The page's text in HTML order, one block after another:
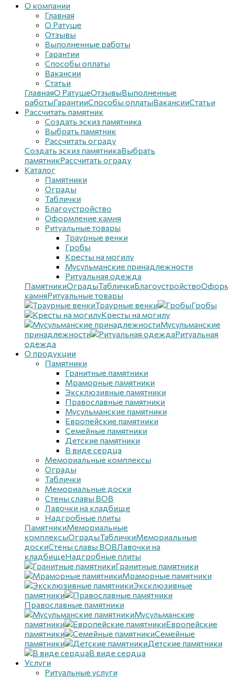
О компании
Главная
О Ратуше
Отзывы
Выполненные работы
Гарантии
Способы оплаты
Вакансии
Статьи
ГлавнаяО РатушеОтзывыВыполненные
работыГарантииСпособы оплатыВакансииСтатьи
Рассчитать памятник
Создать эскиз памятника
Выбрать памятник
Рассчитать ограду
Создать эскиз памятникаВыбрать
памятникРассчитать ограду
Каталог
Памятники
Ограды
Таблички
Благоустройствo
Оформление камня
Ритуальные товары
Траурные венки
Гробы
Кресты на могилу
Мусульманские принадлежности
Ритуальная одежда
ПамятникиОградыТабличкиБлагоустройствo
камняРитуальные товары
Траурные венки
Гробы
Кресты на могилу
Мусульманские
принадлежности
Ритуальная
одежда
О продукции
Памятники
Гранитные памятники
Мраморные памятники
Эксклюзивные памятники
Православные памятники
Мусульманские памятники
Европейские памятники
Семейные памятники
Детские памятники
В виде сердца
Мемориальные комплексы
Ограды
Таблички
Мемориальные доски
Стены славы ВОВ
Лавочки на кладбище
Надгробные плиты
ПамятникиМемориальные
комплексыОградыТабличкиМемориальные
доскиСтены славы ВОВЛавочки на
кладбищеНадгробные плиты
Гранитные памятники
Мраморные памятники
Эксклюзивные
памятники
Православные памятники
Мусульманские
памятники
Европейские
памятники
Семейные
памятники
Детские памятники
В виде сердца
Услуги
Ритуальные услуги